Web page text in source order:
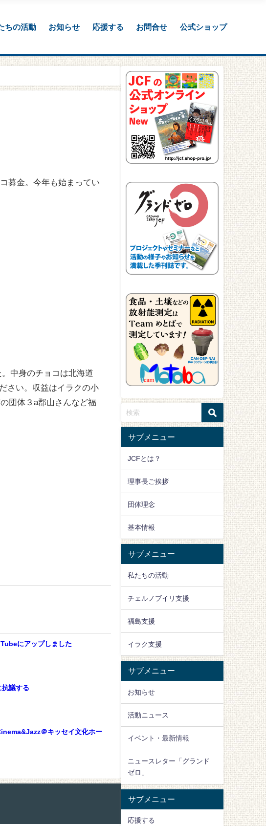
ちの活動 お知らせ 応援する お問合せ 公式ショップ
募金。今年も始まってい
中身のチョコは北海道
さい。収益はイラクの小
団体３a郡山さんなど福
にアップしました
抗議する
＠キッセイ文化ホー
サブメニュー
JCFとは？
理事長ご挨拶
団体理念
基本情報
サブメニュー
私たちの活動
チェルノブイリ支援
福島支援
イラク支援
サブメニュー
お知らせ
活動ニュース
イベント・最新情報
ニュースレター「グランド
ゼロ」
サブメニュー
応援する